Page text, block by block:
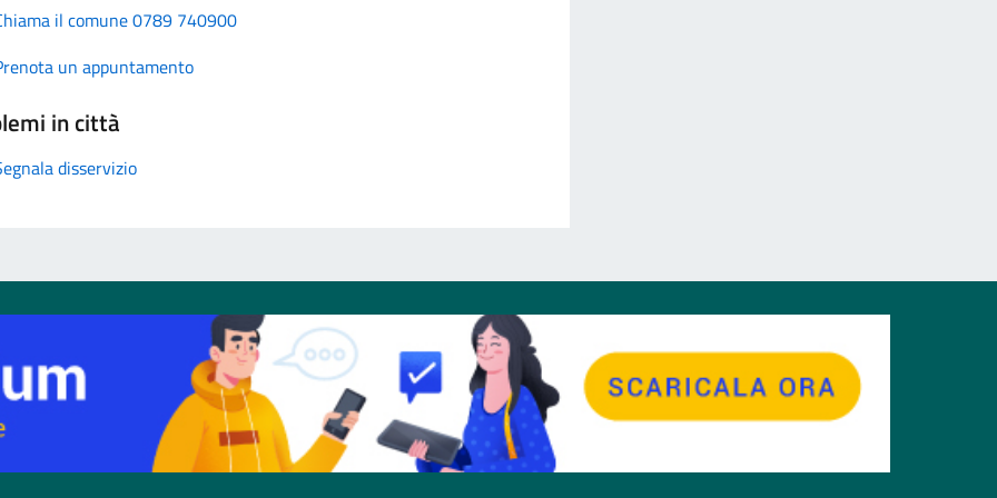
il comune 0789 740900
un appuntamento
in città
disservizio